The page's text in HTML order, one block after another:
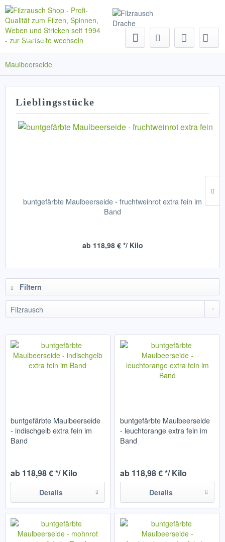
Menü
Maulbeerseide
Lieblingsstücke
buntgefärbte Maulbeerseide - fruchtweinrot extra fein im
Band
ab 118,98 € */ Kilo
Filtern
buntgefärbte Maulbeerseide
- indischgelb extra fein im
Band
ab 118,98 € */ Kilo
Details
buntgefärbte Maulbeerseide
- leuchtorange extra fein im
Band
ab 118,98 € */ Kilo
Details